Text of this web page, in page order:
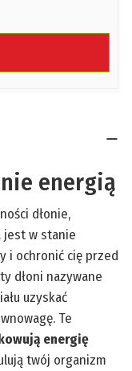
energią
dłonie,
jest w stanie
i ochronić cię przed
dłoni nazywane
uzyskać
Te
energię
twój organizm